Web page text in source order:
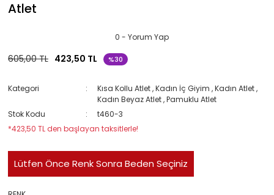
Atlet
0 - Yorum Yap
605,00 TL 423,50 TL %30
Kategori Kısa Kollu Atlet ,Kadın İç Giyim ,Kadın Atlet ,
Kadın Beyaz Atlet,Pamuklu Atlet
Stok Kodu
t460-3
*423,50 TL den başlayan taksitlerle!
Lütfen Önce Renk Sonra Beden Seçiniz